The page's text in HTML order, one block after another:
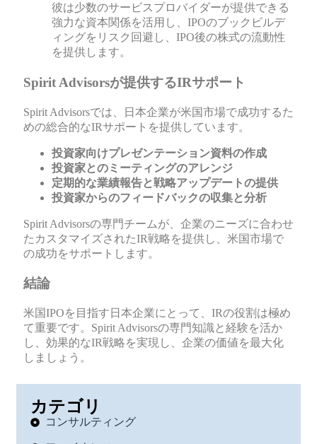
彼は少数のサービスプロバイダーが提供できる
強力な資本関係を活用し、IPOのブックビルデ
ィングをリスク回避し、IPO後の株式の流動性
を提供します。
Spirit Advisorsが提供するIRサポート
Spirit Advisorsでは、日本企業が米国市場で成功するた
めの総合的なIRサポートを提供しています。
投資家向けプレゼンテーション資料の作成
投資家とのミーティングのアレンジ
定期的な業績報告と戦略アップデートの提供
投資家からのフィードバックの収集と分析
Spirit Advisorsの専門チームが、企業のニーズに合わせ
たカスタマイズされたIR戦略を提供し、米国市場で
の成功をサポートします。
結論
米国IPOを目指す日本企業にとって、IRの役割は極め
て重要です。Spirit Advisorsの専門知識と経験を活か
し、効果的なIR戦略を実現し、企業の価値を最大化
しましょう。
カテゴリ
コンサルティング